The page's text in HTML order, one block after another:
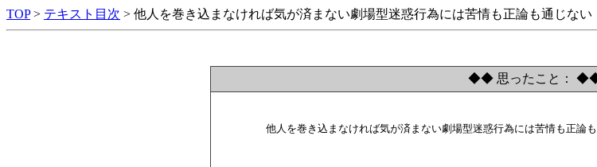
TOP> テキスト目次 > 他人を巻き込まなければ気が済まない劇場型迷惑行為には苦情も正論も通じない
◆◆ 思ったこと：
他人を巻き込まなければ気が済まない劇場型迷惑行為には苦情も正論